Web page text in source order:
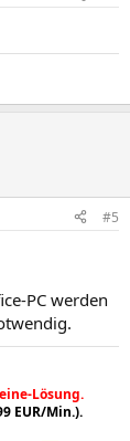
#5
PC werden
Lösung.
EUR/Min.).